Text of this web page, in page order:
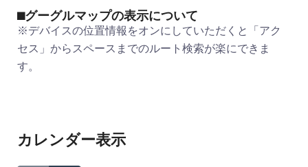
⬛︎グーグルマップの表示について
※デバイスの位置情報をオンにしていただくと「アク
セス」からスペースまでのルート検索が楽にできま
す。
カレンダー表示